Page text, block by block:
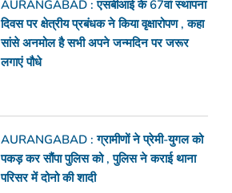
AURANGABAD : एसबीआई के 67वां स्थापना
दिवस पर क्षेत्रीय प्रबंधक ने किया वृक्षारोपण , कहा
सांसे अनमोल है सभी अपने जन्मदिन पर जरूर
लगाएं पौधे
AURANGABAD : ग्रामीणों ने प्रेमी-युगल को
पकड़ कर सौंपा पुलिस को , पुलिस ने कराई थाना
परिसर में दोनो की शादी